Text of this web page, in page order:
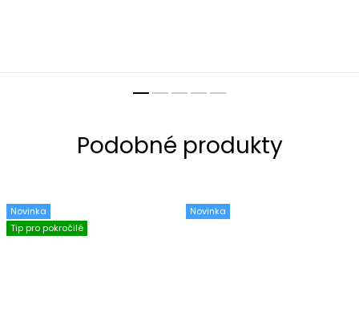
Novinka
Tip pro pokročilé
Novinka